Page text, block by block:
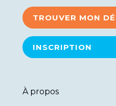
TROUVER MON
INSCRIPTION
À propos